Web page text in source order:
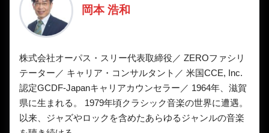
岡本 浩和
株式会社オーパス・スリー代表取締役／ ZEROファシリ
テーター／ キャリア・コンサルタント／ 米国CCE, Inc.
認定GCDF-Japanキャリアカウンセラー／ 1964年、滋賀
県に生まれる。 1979年頃クラシック音楽の世界に遭遇。
以来、ジャズやロックを含めたあらゆるジャンルの音楽